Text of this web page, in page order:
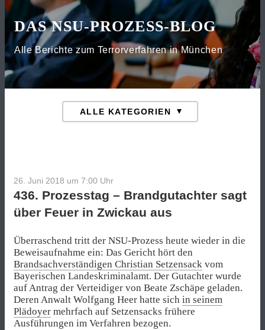
DAS NSU-PROZESS-BLOG
Alle Berichte zum Terrorverfahren in München
26. Juni 2018 um 7:00 Uhr
436. Prozesstag – Brandgutachter sagt
über Feuer in Zwickau aus
Überraschend tritt der NSU-Prozess heute wieder in die
Beweisaufnahme ein: Das Gericht hört den
Brandsachverständigen Christian Setzensack vom
Bayerischen Landeskriminalamt. Der Gutachter wurde
auf Antrag der Verteidiger von Beate Zschäpe geladen.
Deren Anwalt Wolfgang Heer hatte sich in seinem
Plädoyer mehrfach auf Setzensacks frühere
Ausführungen im Verfahren bezogen.